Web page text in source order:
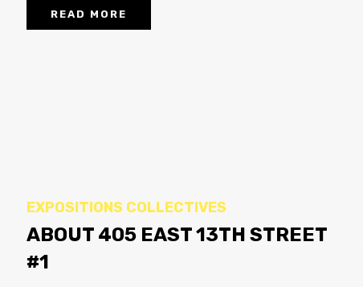
READ MORE
EXPOSITIONS COLLECTIVES
ABOUT 405 EAST 13TH STREET
#1